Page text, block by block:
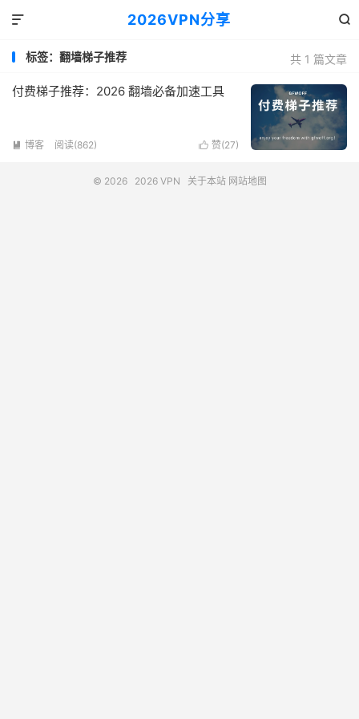
2026VPN分享 

共 1 篇文章
标签：翻墙梯子推荐
付费梯子推荐：2026 翻墙必备加速工具
 赞(27)
 博客 阅读(862)
© 2026 2026 VPN 关于本站 网站地图